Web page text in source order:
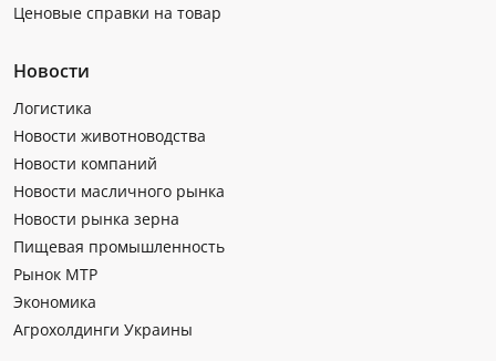
Ценовые справки на товар
Новости
Логистика
Новости животноводства
Новости компаний
Новости масличного рынка
Новости рынка зерна
Пищевая промышленность
Рынок МТР
Экономика
Агрохолдинги Украины